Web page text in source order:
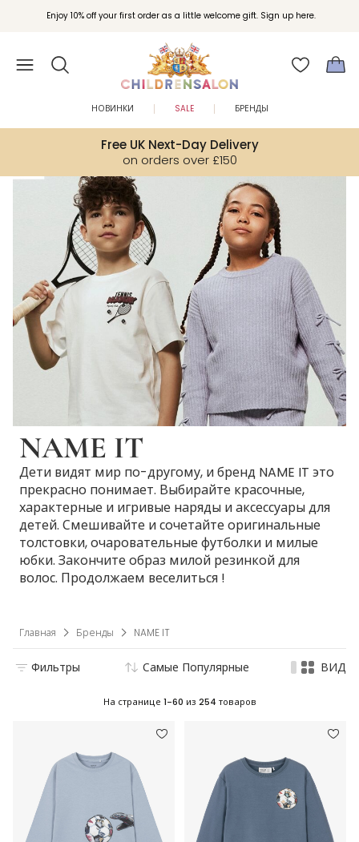
Enjoy 10% off your first order as a little welcome gift. Sign up here.
Вступайте в клуб Бонусы Childrensalon для эксклюзивных привилегий при
покупках.
Free UK Next-Day Delivery
on orders over £150
НОВИНКИ SALE БРЕНДЫ
NAME IT
Дети видят мир по-другому, и бренд NAME IT это
прекрасно понимает. Выбирайте красочные,
характерные и игривые наряды и аксессуары для
детей. Смешивайте и сочетайте оригинальные
толстовки, очаровательные футболки и милые
юбки. Закончите образ милой резинкой для
волос. Продолжаем веселиться !
Главная Бренды NAME IT
Фильтры Самые Популярные ВИД
На странице 1-60 из 254 товаров